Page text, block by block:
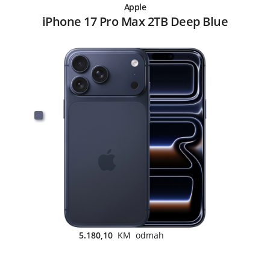
Apple
iPhone 17 Pro Max 2TB Deep Blue
5.180,10 KM odmah